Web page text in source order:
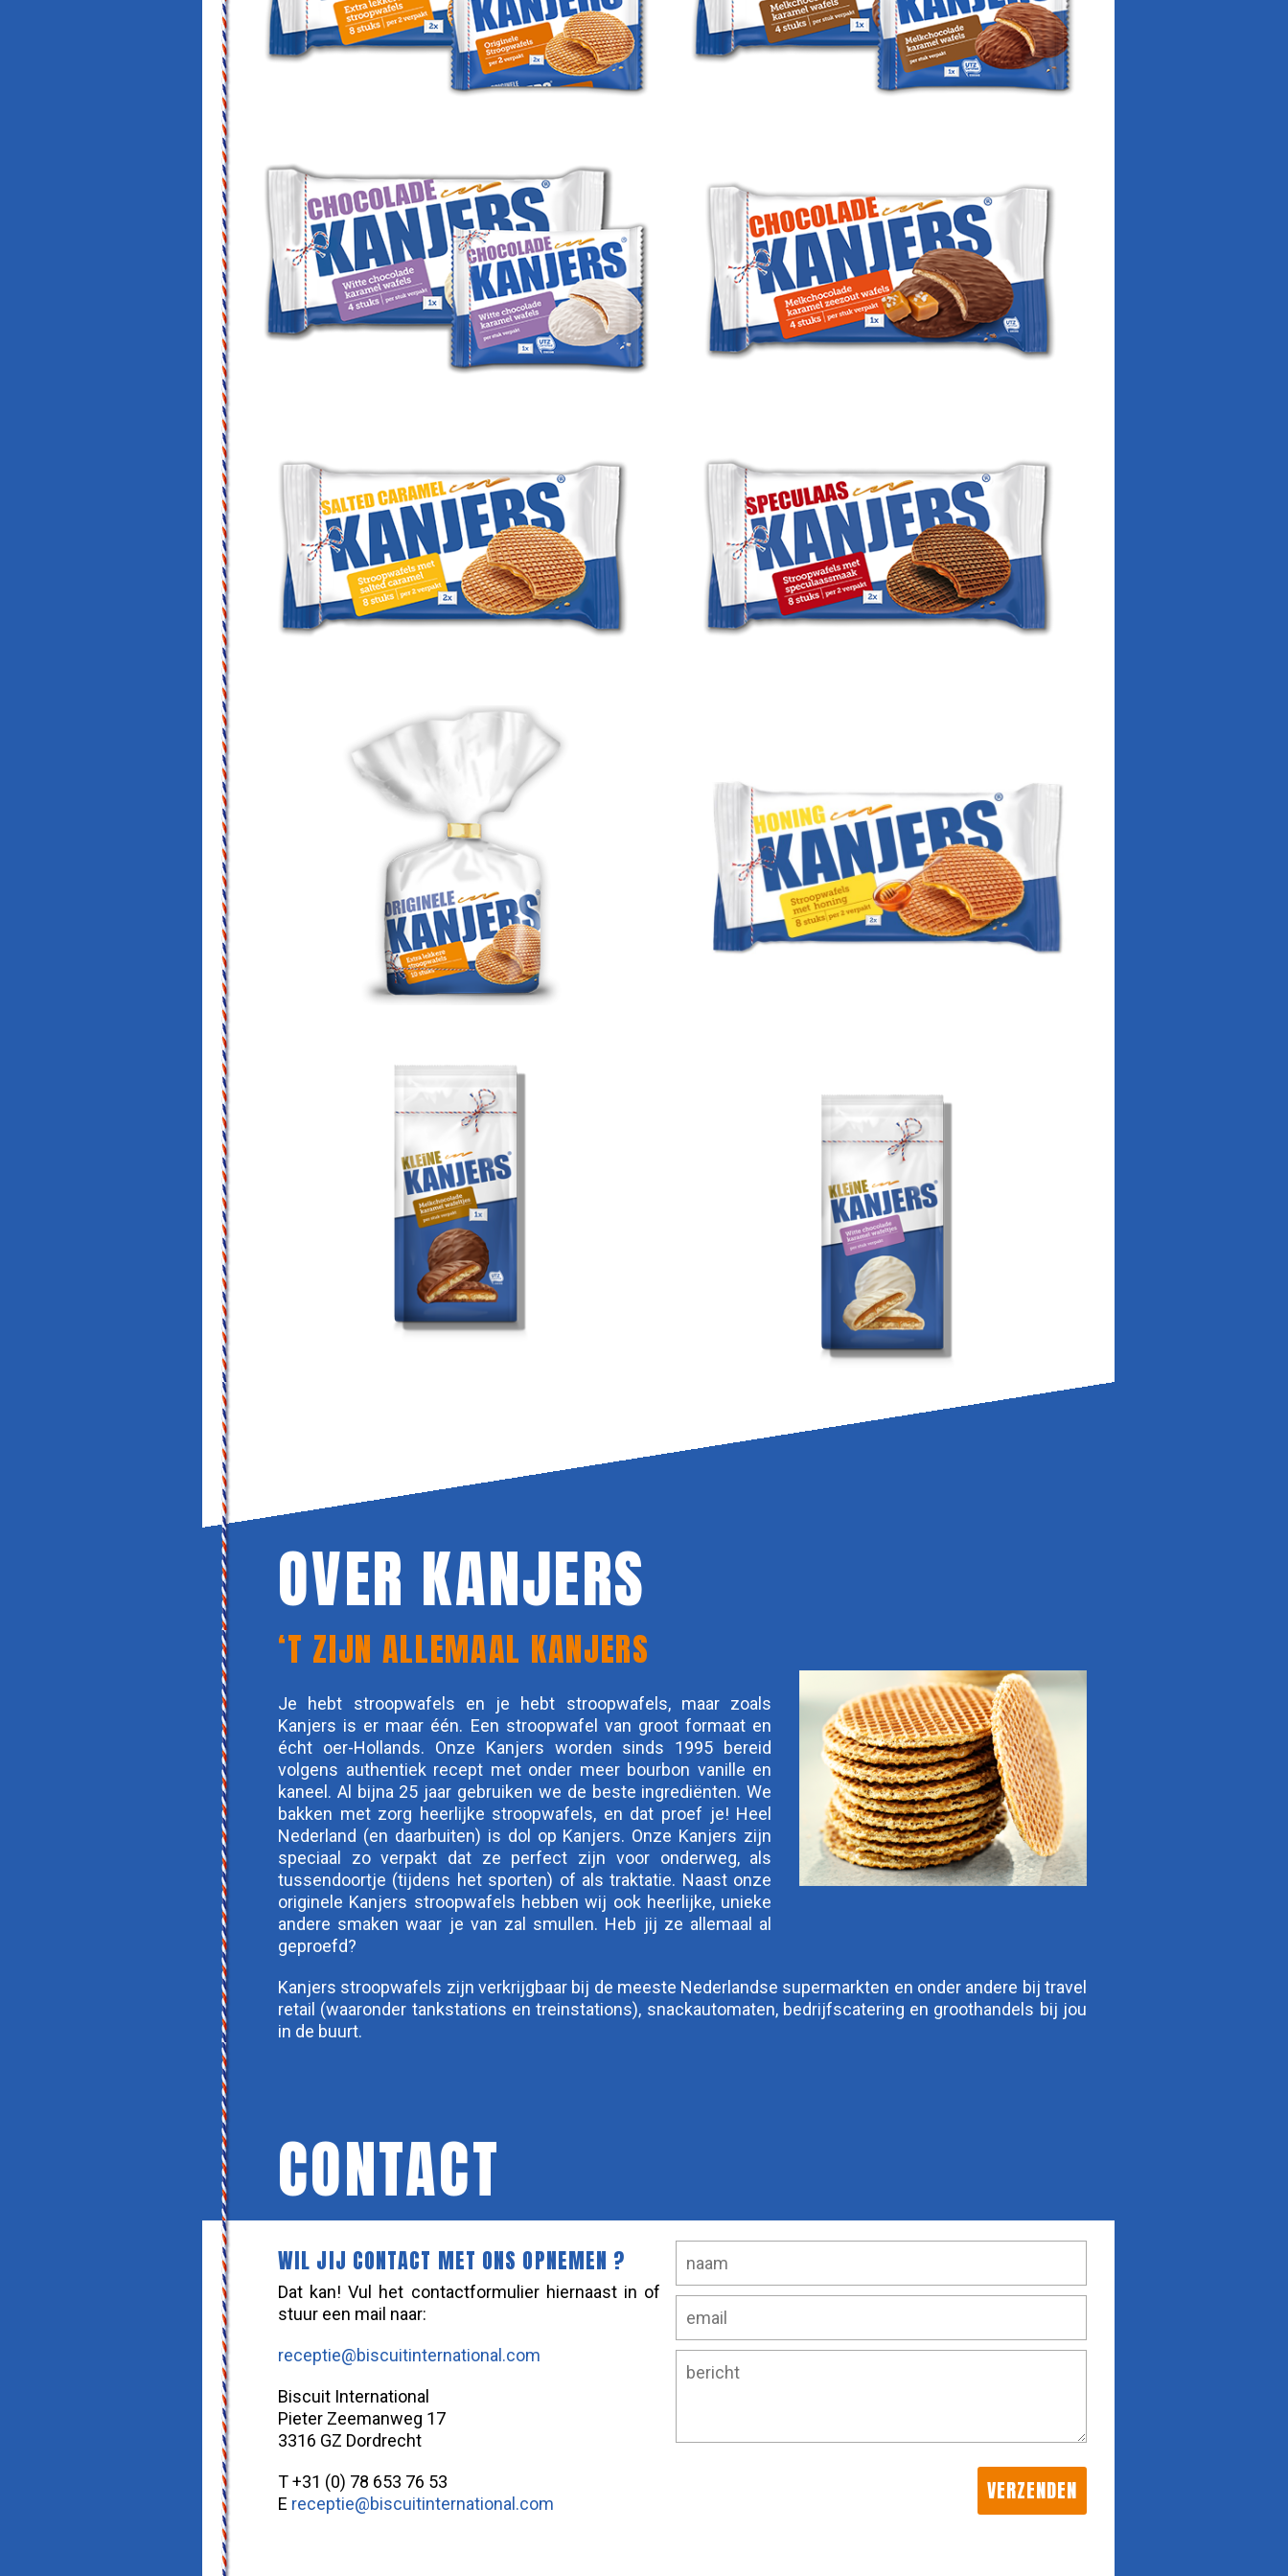
OVER KANJERS
‘T ZIJN ALLEMAAL KANJERS
Je hebt stroopwafels en je hebt stroopwafels, maar zoals
Kanjers is er maar één. Een stroopwafel van groot formaat en
écht oer-Hollands. Onze Kanjers worden sinds 1995 bereid
volgens authentiek recept met onder meer bourbon vanille en
kaneel. Al bijna 25 jaar gebruiken we de beste ingrediënten. We
bakken met zorg heerlijke stroopwafels, en dat proef je! Heel
Nederland (en daarbuiten) is dol op Kanjers. Onze Kanjers zijn
speciaal zo verpakt dat ze perfect zijn voor onderweg, als
tussendoortje (tijdens het sporten) of als traktatie. Naast onze
originele Kanjers stroopwafels hebben wij ook heerlijke, unieke
andere smaken waar je van zal smullen. Heb jij ze allemaal al
geproefd?
Kanjers stroopwafels zijn verkrijgbaar bij de meeste Nederlandse supermarkten en onder andere bij travel
retail (waaronder tankstations en treinstations), snackautomaten, bedrijfscatering en groothandels bij jou
in de buurt.
CONTACT
WIL JIJ CONTACT MET ONS OPNEMEN ?
Dat kan! Vul het contactformulier hiernaast in of
stuur een mail naar:
receptie@biscuitinternational.com
Biscuit International
Pieter Zeemanweg 17
3316 GZ Dordrecht
T +31 (0) 78 653 76 53
E receptie@biscuitinternational.com